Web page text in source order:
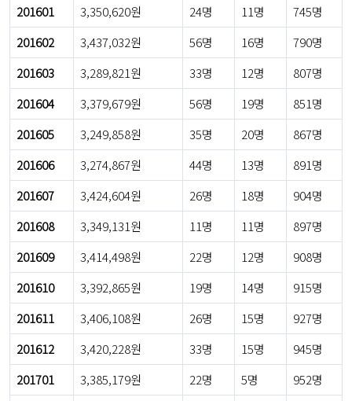
201601
3,350,620원 24명 11명
745명
201602
3,437,032원 56명 16명
790명
201603
3,289,821원 33명 12명
807명
201604
3,379,679원 56명 19명
851명
201605
3,249,858원 35명 20명
867명
201606
3,274,867원 44명 13명
891명
201607
3,424,604원 26명 18명
904명
201608
3,349,131원 11명 11명
897명
201609
3,414,498원 22명 12명
908명
201610
3,392,865원 19명 14명
915명
201611
3,406,108원 26명 15명
927명
201612
3,420,228원 33명 15명
945명
201701
3,385,179원 22명 5명 952명